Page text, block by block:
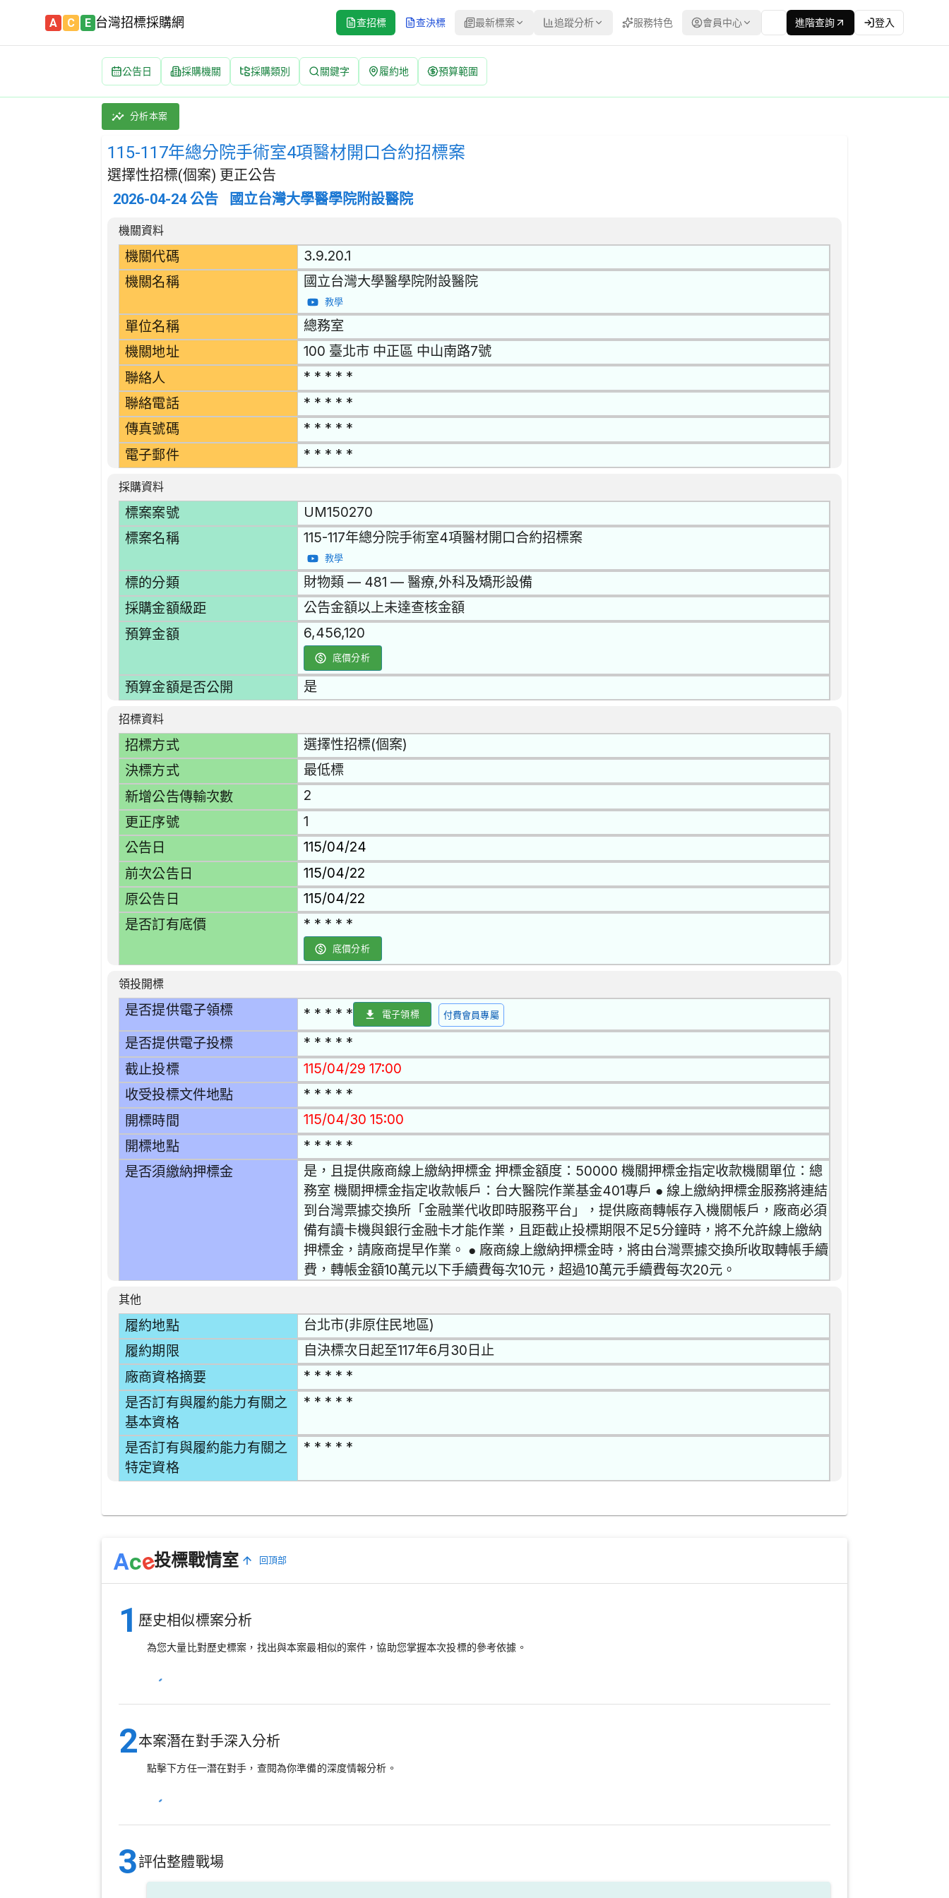
A C E 台灣招標採購網 查招標 查決標 最新標案 追蹤分析 服務特色 會員中心 進階查詢 登入
公告日 採購機關 採購類別 關鍵字 履約地 預算範圍
115-117年總分院手術室4項醫材開口合約招標案 招標公告 | 案號：UM150270 | 選擇性招標(個案) 更正公告
採購類別：財物類 醫療,外科及矯形設備 | 招標方式：選擇性招標(個案) | 決標方式：最低標 | 資料來源：台灣政府電子採購網（公共工程委員會） | 更新時間：2026-
分析本案
115-117年總分院手術室4項醫材開口合約招標案
選擇性招標(個案) 更正公告
2026-04-24 公告 國立台灣大學醫學院附設醫院
招標公告詳細內容
機關資料
機關代碼 3.9.20.1
機關名稱 國立台灣大學醫學院附設醫院
教學
單位名稱 總務室
機關地址 100 臺北市 中正區 中山南路7號
聯絡人 * * * * *
聯絡電話 * * * * *
傳真號碼 * * * * *
電子郵件 * * * * *
採購資料
標案案號 UM150270
標案名稱 115-117年總分院手術室4項醫材開口合約招標案
教學
標的分類 財物類 — 481 — 醫療,外科及矯形設備
採購金額級距 公告金額以上未達查核金額
預算金額 6,456,120
底價分析
預算金額是否公開 是
招標資料
招標方式 選擇性招標(個案)
決標方式 最低標
新增公告傳輸次數 2
更正序號 1
公告日 115/04/24
前次公告日 115/04/22
原公告日 115/04/22
是否訂有底價 * * * * *
底價分析
領投開標
是否提供電子領標 * * * * * 電子領標 付費會員專屬
是否提供電子投標 * * * * *
截止投標 115/04/29 17:00
收受投標文件地點 * * * * *
開標時間 115/04/30 15:00
開標地點 * * * * *
是否須繳納押標金
是，且提供廠商線上繳納押標金 押標金額度：50000 機關押標金指定收款機關單位：總
務室 機關押標金指定收款帳戶：台大醫院作業基金401專戶 ● 線上繳納押標金服務將連結
到台灣票據交換所「金融業代收即時服務平台」，提供廠商轉帳存入機關帳戶，廠商必須
備有讀卡機與銀行金融卡才能作業，且距截止投標期限不足5分鐘時，將不允許線上繳納
押標金，請廠商提早作業。 ● 廠商線上繳納押標金時，將由台灣票據交換所收取轉帳手續
費，轉帳金額10萬元以下手續費每次10元，超過10萬元手續費每次20元。
其他
履約地點 台北市(非原住民地區)
履約期限 自決標次日起至117年6月30日止
廠商資格摘要 * * * * *
是否訂有與履約能力有關之
基本資格
* * * * *
是否訂有與履約能力有關之
特定資格
* * * * *
Ace投標戰情室 回頂部
1 歷史相似標案分析
為您大量比對歷史標案，找出與本案最相似的案件，協助您掌握本次投標的參考依據。
2本案潛在對手深入分析
點擊下方任一潛在對手，查閱為你準備的深度情報分析。
3評估整體戰場